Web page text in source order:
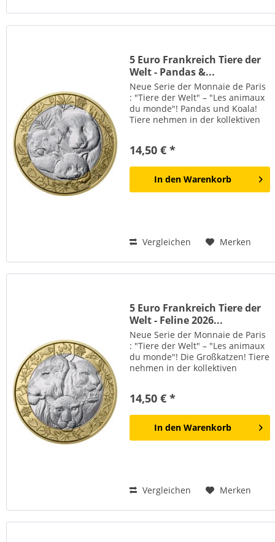
5 Euro Frankreich Tiere der
Welt - Pandas &...
Neue Serie der Monnaie de Paris
: "Tiere der Welt" – "Les animaux
du monde"! Pandas und Koala!
Tiere nehmen in der kollektiven
vertraut oder fremd,
14,50 € *
In den Warenkorb
Vergleichen Merken
5 Euro Frankreich Tiere der
Welt - Feline 2026...
Neue Serie der Monnaie de Paris
: "Tiere der Welt" – "Les animaux
du monde"! Die Großkatzen! Tiere
nehmen in der kollektiven
vertraut oder fremd,
geheimnisvoll oder majestätisch –
14,50 € *
In den Warenkorb
Vergleichen Merken